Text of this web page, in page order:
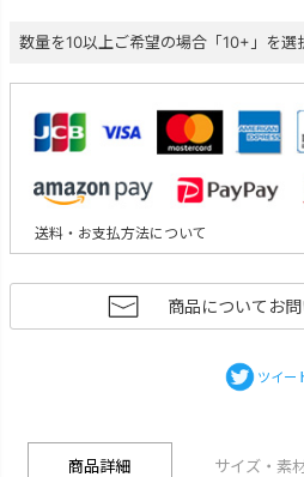
数量を10以上ご希望の場合「10+」を選
送料・お支払方法について
商品についてお
ツイー
商品詳細 サイズ・素